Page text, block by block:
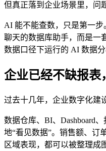
但真正落到企业场景里，问
AI 能不能查数，只是第一
聊天的数据库助手，而是一
数据口径下运行的 AI 数据分
企业已经不缺报表
过去十几年，企业数字化建
数据仓库、BI、Dashboard
地“看见数据”。销售额、订
区域表现，都可以被整理成